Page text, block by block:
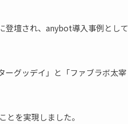
登壇され、anybot導入事例として
ーグッデイ」と「ファブラボ太宰
を実現しました。